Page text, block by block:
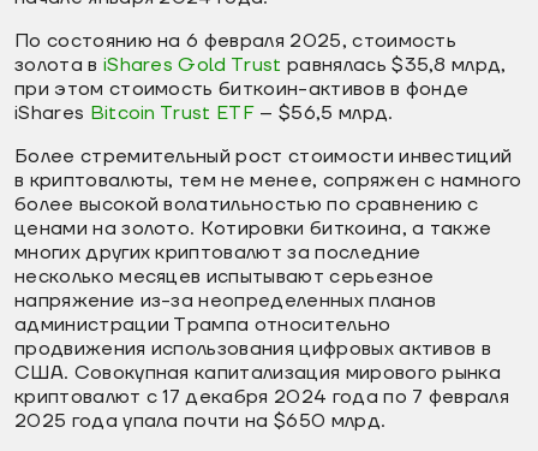
По состоянию на 6 февраля 2025, стоимость
золота в iShares Gold Trust равнялась $35,8 млрд,
при этом стоимость биткоин-активов в фонде
iShares Bitcoin Trust ETF – $56,5 млрд.
Более стремительный рост стоимости инвестиций
в криптовалюты, тем не менее, сопряжен с намного
более высокой волатильностью по сравнению с
ценами на золото. Котировки биткоина, а также
многих других криптовалют за последние
несколько месяцев испытывают серьезное
напряжение из-за неопределенных планов
администрации Трампа относительно
продвижения использования цифровых активов в
США. Совокупная капитализация мирового рынка
криптовалют с 17 декабря 2024 года по 7 февраля
2025 года упала почти на $650 млрд.